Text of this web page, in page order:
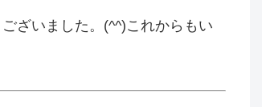
ざいました。(^^)これからもい